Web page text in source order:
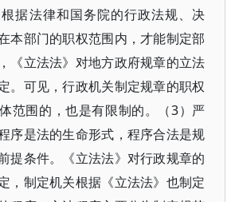
据法律和国务院的行政法规、决
本部门的职权范围内，才能制定部
《立法法》对地方政府规章的立法
。可见，行政机关制定规章的职权
范围的，也是有限制的。（3）严
序是法的生命形式，程序合法是规
提条件。《立法法》对行政规章的
，制定机关根据《立法法》也制定